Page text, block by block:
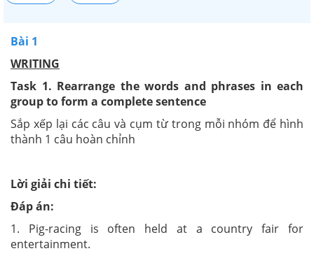
Bài 1
WRITING
Task 1. Rearrange the words and phrases in each
group to form a complete sentence
Sắp xếp lại các câu và cụm từ trong mỗi nhóm để hình
thành 1 câu hoàn chỉnh
Lời giải chi tiết:
Đáp án:
1. Pig-racing is often held at a country fair for
entertainment.